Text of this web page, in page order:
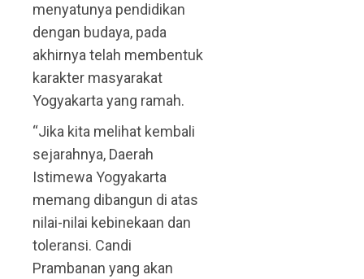
menyatunya pendidikan
dengan budaya, pada
akhirnya telah membentuk
karakter masyarakat
Yogyakarta yang ramah.
“Jika kita melihat kembali
sejarahnya, Daerah
Istimewa Yogyakarta
memang dibangun di atas
nilai-nilai kebinekaan dan
toleransi. Candi
Prambanan yang akan